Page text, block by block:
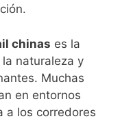
chinas es la
naturaleza y
Muchas
en entornos
a los corredores‌